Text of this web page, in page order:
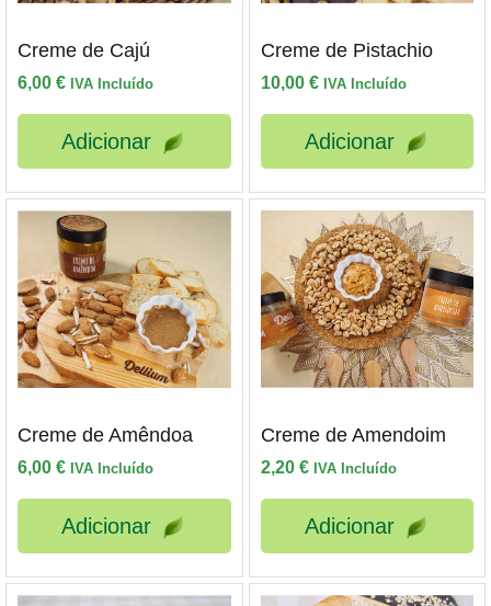
Creme de Cajú
6,00 € IVA Incluído
Adicionar
Creme de Pistachio
10,00 € IVA Incluído
Adicionar
Creme de Amêndoa
6,00 € IVA Incluído
Adicionar
Creme de Amendoim
2,20 € IVA Incluído
Adicionar